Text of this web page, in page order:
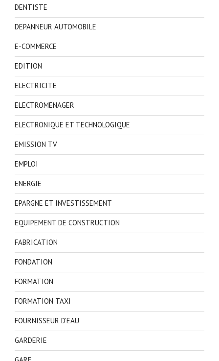
DENTISTE
DEPANNEUR AUTOMOBILE
E-COMMERCE
EDITION
ELECTRICITE
ELECTROMENAGER
ELECTRONIQUE ET TECHNOLOGIQUE
EMISSION TV
EMPLOI
ENERGIE
EPARGNE ET INVESTISSEMENT
EQUIPEMENT DE CONSTRUCTION
FABRICATION
FONDATION
FORMATION
FORMATION TAXI
FOURNISSEUR D'EAU
GARDERIE